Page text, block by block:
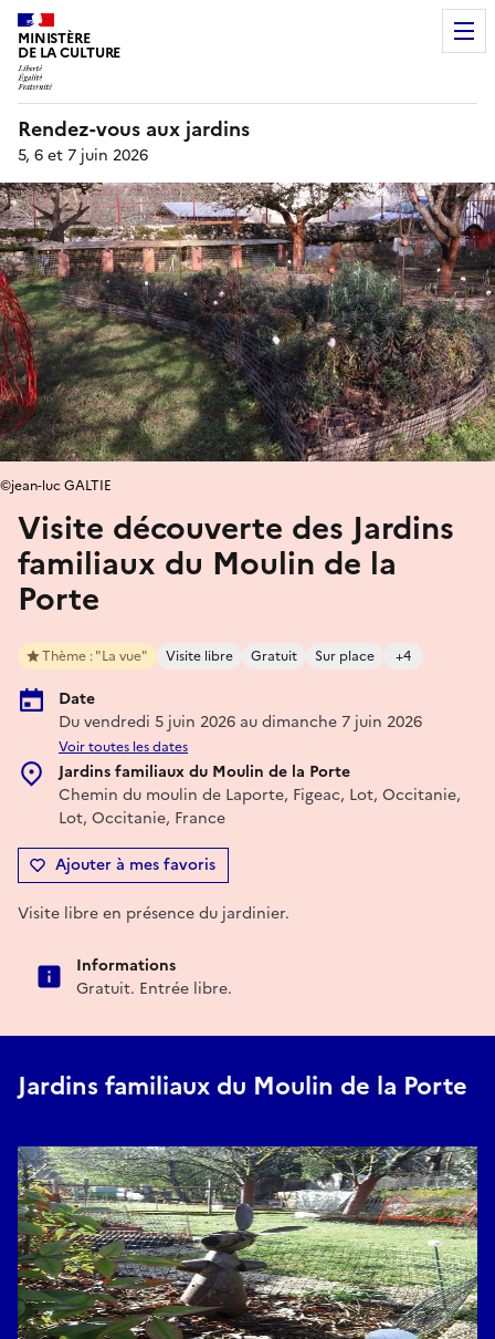
MINISTÈRE
DE LA CULTURE
Rendez-vous aux jardins
5, 6 et 7 juin 2026
Visite découverte des Jardins
familiaux du Moulin de la
Porte
Thème : "La vue" Visite libre Gratuit Sur place +4
Date
Du vendredi 5 juin 2026 au dimanche 7 juin 2026
Voir toutes les dates
Jardins familiaux du Moulin de la Porte
Chemin du moulin de Laporte, Figeac, Lot, Occitanie,
Lot, Occitanie, France
Ajouter à mes favoris
©jean-luc GALTIE
Visite libre en présence du jardinier.
Informations
Gratuit. Entrée libre.
Jardins familiaux du Moulin de la Porte